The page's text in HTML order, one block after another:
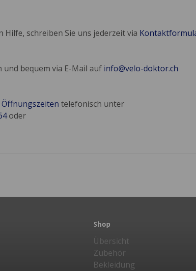
Hilfe, schreiben Sie uns jederzeit via
und bequem via E-Mail auf info@velo-doktor.ch
Öffnungszeiten telefonisch unter
oder
Shop
Übersicht
Zubehör
Bekleidung